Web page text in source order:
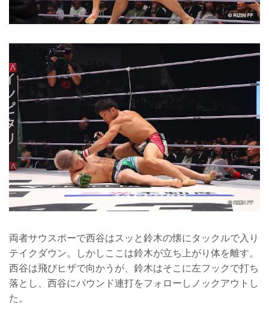
両者サウスポーで西谷はスッと鈴木の懐にタックルで入り
テイクダウン。しかしここは鈴木が立ち上がり体を離す。
西谷は飛びヒザで向かうが、鈴木はそこに左フックで打ち
落とし、西谷にパウンド連打をフォローしノックアウトし
た。